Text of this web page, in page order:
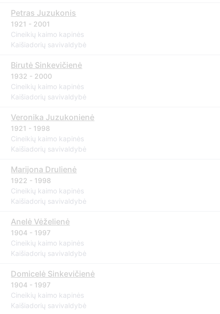
Petras Juzukonis
1921 - 2001
Cineikių kaimo kapinės
Kaišiadorių savivaldybė
Birutė Sinkevičienė
1932 - 2000
Cineikių kaimo kapinės
Kaišiadorių savivaldybė
Veronika Juzukonienė
1921 - 1998
Cineikių kaimo kapinės
Kaišiadorių savivaldybė
Marijona Drulienė
1922 - 1998
Cineikių kaimo kapinės
Kaišiadorių savivaldybė
Anelė Vėželienė
1904 - 1997
Cineikių kaimo kapinės
Kaišiadorių savivaldybė
Domicelė Sinkevičienė
1904 - 1997
Cineikių kaimo kapinės
Kaišiadorių savivaldybė